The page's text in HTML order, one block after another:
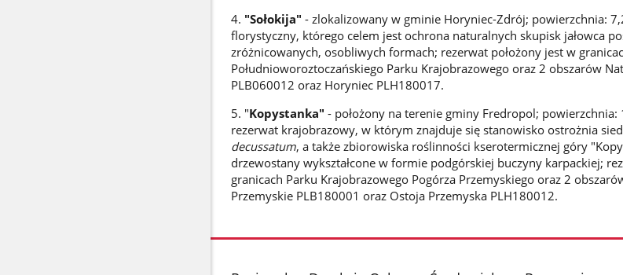
4. "Sołokija" - zlokalizowany w gminie Horyniec-Zdrój; powierzchnia:
florystyczny, którego celem jest ochrona naturalnych skupisk jałowca
zróżnicowanych, osobliwych formach; rezerwat położony jest w
Południoworoztoczańskiego Parku Krajobrazowego oraz 2 obszarów
PLB060012 oraz Horyniec PLH180017.
5. "Kopystanka" - położony na terenie gminy Fredropol; powierzchnia:
rezerwat krajobrazowy, w którym znajduje się stanowisko ostrożnia
decussatum, a także zbiorowiska roślinności kserotermicznej góry
drzewostany wykształcone w formie podgórskiej buczyny karpackiej;
granicach Parku Krajobrazowego Pogórza Przemyskiego oraz 2
Przemyskie PLB180001 oraz Ostoja Przemyska PLH180012.